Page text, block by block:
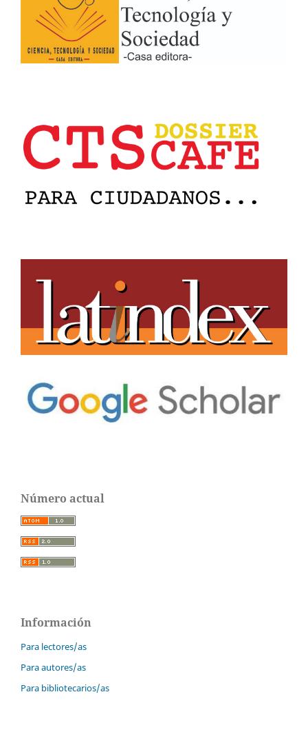
Número actual
Información
Para lectores/as
Para autores/as
Para bibliotecarios/as